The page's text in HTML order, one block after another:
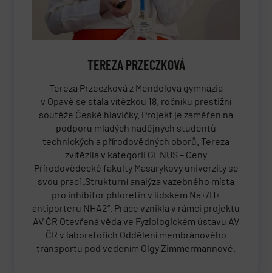
TEREZA PRZECZKOVÁ
Tereza Przeczková z Mendelova gymnázia
v Opavě se stala vítězkou 18. ročníku prestižní
soutěže České hlavičky. Projekt je zaměřen na
podporu mladých nadějných studentů
technických a přírodovědných oborů. Tereza
zvítězila v kategorii GENUS – Ceny
Přírodovědecké fakulty Masarykovy univerzity se
svou prací „Strukturní analýza vazebného místa
pro inhibitor phloretin v lidském Na+/H+
antiporteru NHA2“. Práce vznikla v rámci projektu
AV ČR Otevřená věda ve Fyziologickém ústavu AV
ČR v laboratořích Oddělení membránového
transportu pod vedením Olgy Zimmermannové.